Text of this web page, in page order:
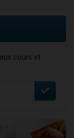
cours et